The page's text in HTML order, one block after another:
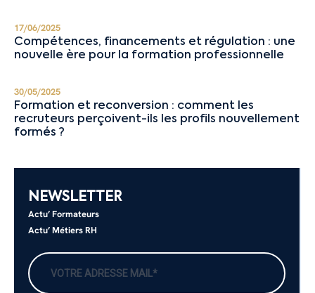
17/06/2025
Compétences, financements et régulation : une
nouvelle ère pour la formation professionnelle
30/05/2025
Formation et reconversion : comment les
recruteurs perçoivent-ils les profils nouvellement
formés ?
NEWSLETTER
Actu’ Formateurs
Actu’ Métiers RH